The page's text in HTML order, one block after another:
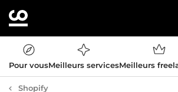
Pour vousMeilleurs servicesMeilleurs
Shopify